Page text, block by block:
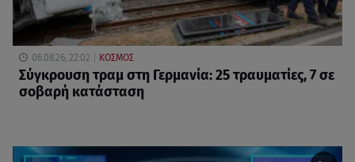
06.08.26, 22:02 ΚΟΣΜΟΣ
Σύγκρουση τραμ στη Γερμανία: 25 τραυματίες, 7 σε
σοβαρή κατάσταση